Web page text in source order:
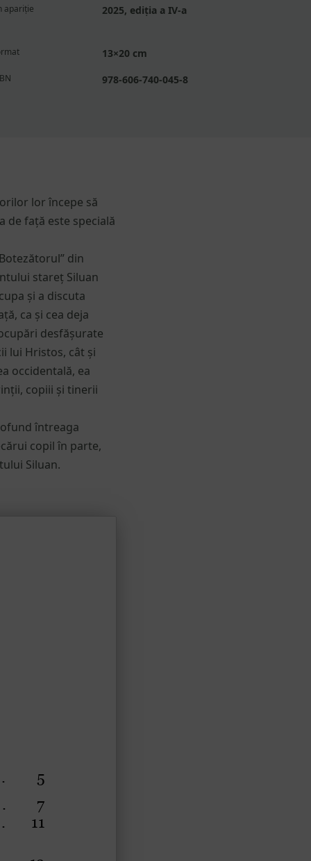
apariție 2025, ediția a IV-a
13×20 cm
978-606-740-045-8
lor începe să
de față este specială
din
stareț Siluan
și a discuta
ca și cea deja
desfășurate
lui Hristos, cât și
occidentală, ea
copiii și tinerii
întreaga
copil în parte,
Siluan.